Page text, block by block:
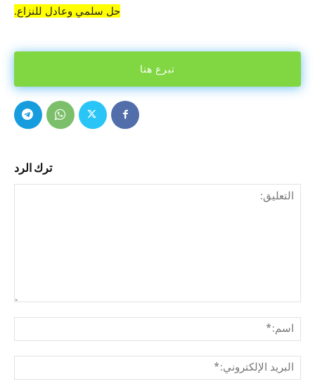
حل سلمي وعادل للنزاع.
تبرع هنا
ترك الرد